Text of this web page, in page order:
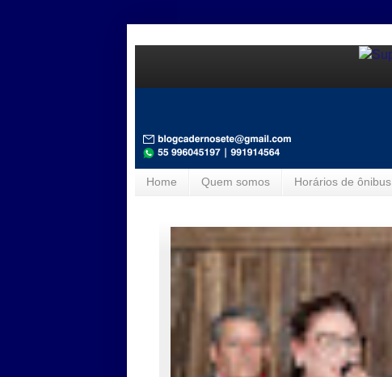
Home Quem somos Horários de ônibus